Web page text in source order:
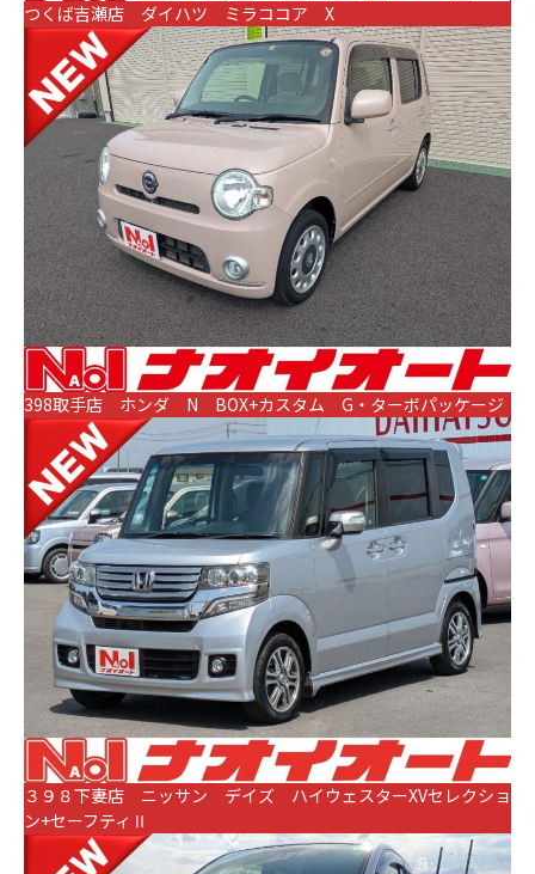
つくば吉瀬店 ダイハツ ミラココア X
398取手店 ホンダ N BOX+カスタム G・ターボパッケージ
３９８下妻店 ニッサン デイズ ハイウェスターXVセレクショ
ン+セーフティⅡ